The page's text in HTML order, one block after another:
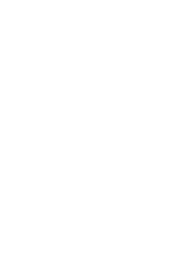
gehst du keine rechtliche Mitgliedschaft ein. Du
zugehörig/verbunden fühlst.